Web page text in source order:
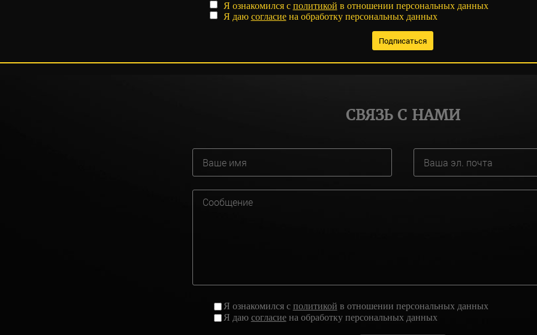
Я ознакомился с политикой в отношении персональных данных
Я даю согласиена обработку персональных данных
СВЯЗЬ С НАМИ
Я ознакомился с политикой в отношении персональных данных
Я даю согласиена обработку персональных данных